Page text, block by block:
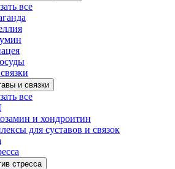
все
и связки
все
и хондроитин
для суставов и связок
стресса